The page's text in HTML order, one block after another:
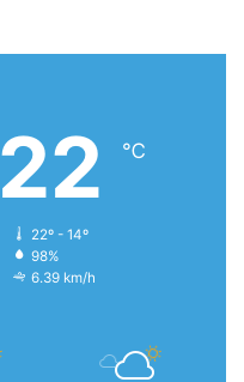
22 ℃
22º - 14º
98%
6.39 km/h